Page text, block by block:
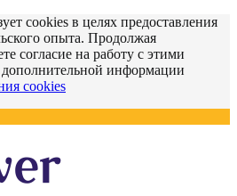
cookies в целях предоставления
опыта. Продолжая
согласие на работу с этими
информации
cookies